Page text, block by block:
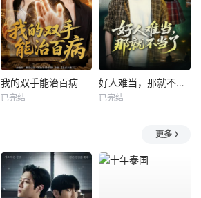
我的双手能治百病
已完结
好人难当，那就不当了
已完结
更多